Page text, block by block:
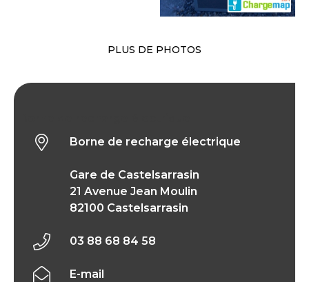
PLUS DE PHOTOS
Borne de recharge électrique
Gare de Castelsarrasin
21 Avenue Jean Moulin
82100 Castelsarrasin
03 88 68 84 58
E-mail